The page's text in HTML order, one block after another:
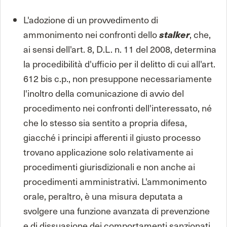
L'adozione di un provvedimento di
ammonimento nei confronti dellostalker, che,
ai sensi dell'art. 8, D.L. n. 11 del 2008, determina
la procedibilità d'ufficio per il delitto di cui all'art.
612 bis c.p., non presuppone necessariamente
l'inoltro della comunicazione di avvio del
procedimento nei confronti dell'interessato, né
che lo stesso sia sentito a propria difesa,
giacché i principi afferenti il giusto processo
trovano applicazione solo relativamente ai
procedimenti giurisdizionali e non anche ai
procedimenti amministrativi. L'ammonimento
orale, peraltro, è una misura deputata a
svolgere una funzione avanzata di prevenzione